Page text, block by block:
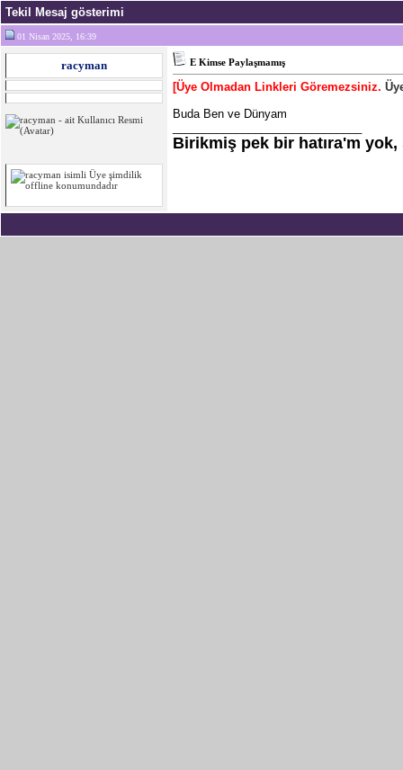
Tekil Mesaj gösterimi
01 Nisan 2025, 16:39
racyman E Kimse Paylaşmamış
[Üye Olmadan Linkleri Göremezsiniz.
Buda Ben ve Dünyam
Birikmiş pek bir hatıra'm